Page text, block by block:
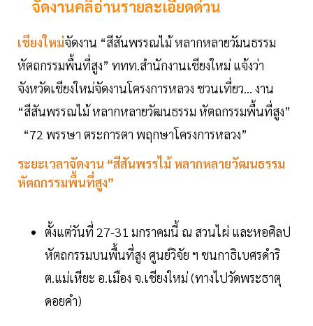
จัดงานคลิอ่านรายละเอียดด่วน
เชียงใหม่จัดงาน “สีสันพรรณไม้ หลากหลายวัมนธรรม
หัตถกรรมพื้นที่สูง” ททท.สำนักงานเชียงใหม่ แจ้งว่า
จังหวัดเชียงใหม่จัดงานโครงการหลวง ชวนเที่ยว... งาน
“สีสันพรรณไม้ หลากหลายวัฒนธรรม หัตถกรรมพื้นที่สูง”
“72 พรรษา ตระการตา พฤกษาโครงการหลวง”
ระยะเวลาจัดงาน “สีสันพรรไม้ หลากหลายวัฒนธรรม
หัตถกรรมพื้นที่สูง”
ตั้งแต่วันที่ 27-31 มกราคมนี้ ณ สวนไผ่ และหอศิลป
หัตถกรรมบนพื้นที่สูง ศูนย์วิจัย ฯ ชนกาธิเบศรดำริ
ต.แม่เหียะ อ.เมือง จ.เชียงใหม่ (ทางไปวัดพระธาตุ
ดอยคำ)